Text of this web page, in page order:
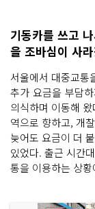
기동카를 쓰고
을 조바심이 사
서울에서 대중교통
추가 요금을 부담
의식하며 이동해
역으로 향하고, 개
늦어도 요금이 더
있었다. 출근 시간
통을 이용하는 상